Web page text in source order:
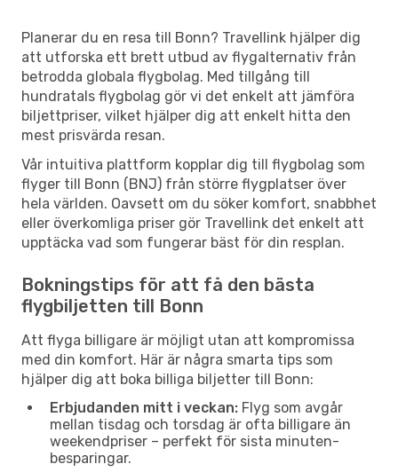
Planerar du en resa till Bonn? Travellink hjälper dig
att utforska ett brett utbud av flygalternativ från
betrodda globala flygbolag. Med tillgång till
hundratals flygbolag gör vi det enkelt att jämföra
biljettpriser, vilket hjälper dig att enkelt hitta den
mest prisvärda resan.
Vår intuitiva plattform kopplar dig till flygbolag som
flyger till Bonn (BNJ) från större flygplatser över
hela världen. Oavsett om du söker komfort, snabbhet
eller överkomliga priser gör Travellink det enkelt att
upptäcka vad som fungerar bäst för din resplan.
Bokningstips för att få den bästa
flygbiljetten till Bonn
Att flyga billigare är möjligt utan att kompromissa
med din komfort. Här är några smarta tips som
hjälper dig att boka billiga biljetter till Bonn:
Erbjudanden mitt i veckan: Flyg som avgår
mellan tisdag och torsdag är ofta billigare än
weekendpriser – perfekt för sista minuten-
besparingar.